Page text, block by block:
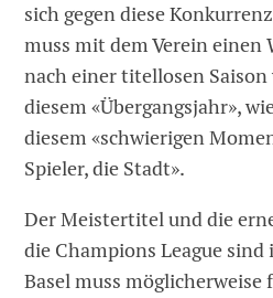
sich gegen diese
muss mit dem Verein einen
nach einer titellosen
diesem «Übergangsjahr»,
diesem «schwierigen
Spieler, die Stadt».
Der Meistertitel und die
die Champions League
Basel muss möglicherweise